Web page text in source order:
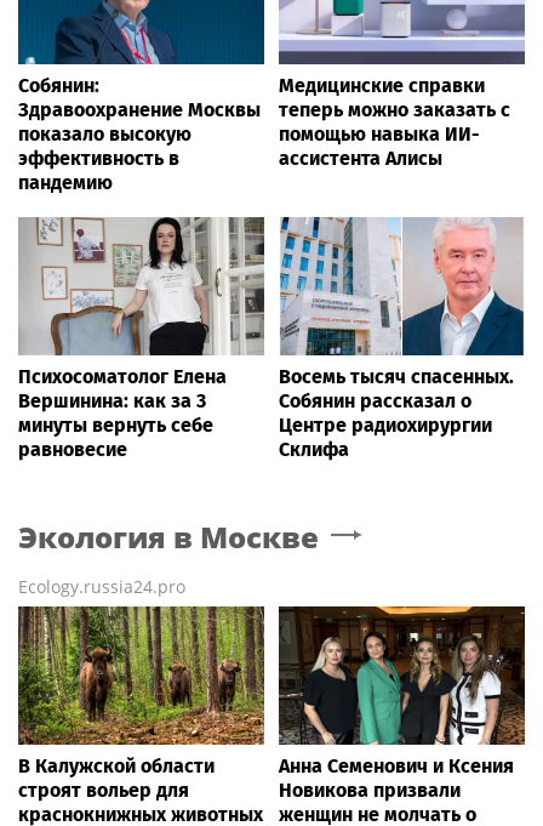
Собянин:
Здравоохранение Москвы
показало высокую
эффективность в
пандемию
Медицинские справки
теперь можно заказать с
помощью навыка ИИ-
ассистента Алисы
Психосоматолог Елена
Вершинина: как за 3
минуты вернуть себе
равновесие
Восемь тысяч спасенных.
Собянин рассказал о
Центре радиохирургии
Склифа
Экология в Москве
Ecology.russia24.pro
В Калужской области
строят вольер для
краснокнижных животных
Анна Семенович и Ксения
Новикова призвали
женщин не молчать о